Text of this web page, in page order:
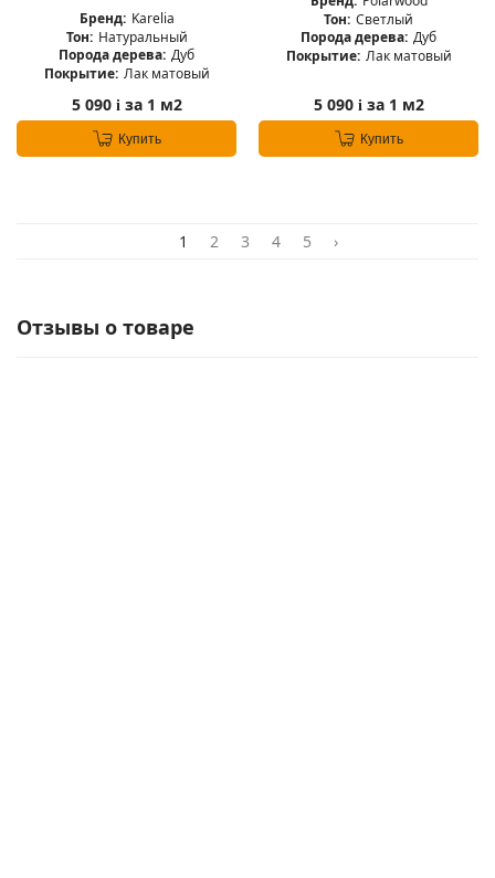
Бренд: Karelia
Тон: Натуральный
Порода дерева: Дуб
Покрытие: Лак матовый
5 090 iза 1 м2
Купить
Тон: Светлый
Порода дерева: Дуб
Покрытие: Лак матовый
5 090 iза 1 м2
Купить
1 2 3 4 5 ›
Отзывы о товаре